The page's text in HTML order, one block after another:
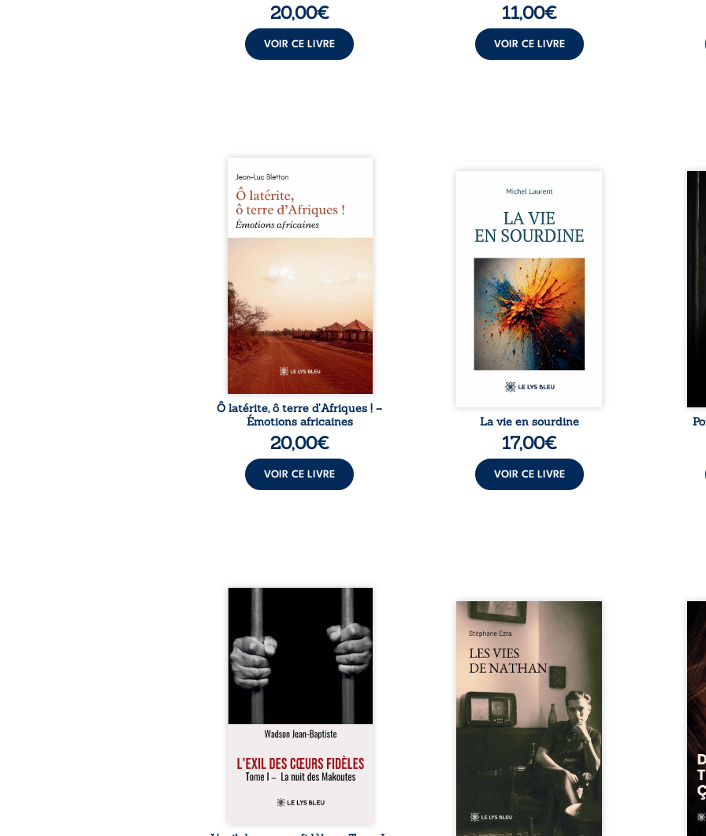
20,00€
VOIR CE LIVRE
11,00€
VOIR CE LIVRE
Ô latérite, ô terre d’Afriques !
est un hommage poétique et
authentique aux paysages, aux
rencontres et aux émotions
brutes d’un continent en
reconstruction, entre
souvenirs intimes – la pluie à
Namoungou, le baobab de
Zagtouli – aux portraits
marquants – Thomas Sankara,
Hamadoun Dicko, le Vieux
Biokou – l’auteur partage des
instantanés ...
Ô latérite, ô terre d’Afriques ! –
Émotions africaines
20,00€
VOIR CE LIVRE
Nina et Pierre se sont
presque par hasard, et se sont
aimés simplement, persuadés
que la présence de l’autre
suffirait. Ils mènent une
existence modeste, rythmée
par le travail, la fatigue et les
silences. La mort de la mère de
Nina, chez qui ils vivent,
fragilise un équilibre déjà
précaire. Puis vient la
naissance de leur enfant, et le
basculement. ...
La vie en sourdine
17,00€
VOIR CE LIVRE
la
ont
la
« Une nuit suffit parfois pour
briser une famille… mais
certaines fidélités traversent
les années. » Haïti, sous la
dictature des Duvalier. La peur
s’étend jusque dans les
villages les plus reculés. À
Bainet, Jean-Joël Joli mène une
existence paisible avec sa
famille. Chef de section
respecté, il refuse pourtant de
fermer les yeux sur l’injustice.
Mais, dans un ...
Les vies de Nathan est un
recueil de poésie né en trois
la première fois, Stéphane Ezra,
médium, a pu communiquer
avec son père, disparu depuis
plus de vingt ans et qu’il n’a
jamais connu. De ce dialogue
par-delà la mort naissent des
poèmes qui retracent une vie
marquée par la Seconde
Guerre mondiale, une identité
juive brisée, la guerre ...
À
ce